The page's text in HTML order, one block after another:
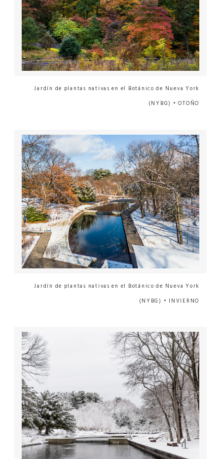
Jardín de plantas nativas en el Botánico de Nueva York
(NYBG) • OTOÑO
Jardín de plantas nativas en el Botánico de Nueva York
(NYBG) • INVIERNO